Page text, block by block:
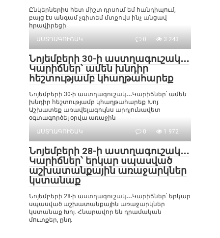
Ընկերներիս հետ միշտ դրսում եմ հանդիպում,
բայց էս անգամ չգիտեմ մտքովս ինչ անցավ
հրավիրեցի
ԱՍՏՂԱԳՈՒՇԱԿ
0 3 243
Նոյեմբերի 30-ի աստղագուշակ․․․
Կարիճներ՝ ամեն խնդիր
հեշտությամբ կհաղթահարեք
Նոյեմբերի 30-ի աստղագուշակ․․․Կարիճներ՝ ամեն
խնդիր հեշտությամբ կհաղթահարեք Խոյ:
Աշխատեք առավելագույնս արդյունավետ
օգտագործել օրվա առաջին
ԱՍՏՂԱԳՈՒՇԱԿ
0 1 972
Նոյեմբերի 28-ի աստղագուշակ․․․
Կարիճներ՝ երկար սպասված
աշխատանքային առաջարկներ
կստանաք
Նոյեմբերի 28-ի աստղագուշակ․․․Կարիճներ՝ երկար
սպասված աշխատանքային առաջարկներ
կստանաք Խոյ. Հնարավոր են դրամական
մուտքեր, ընդ